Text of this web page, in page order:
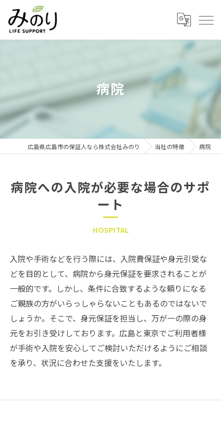
病院
広島県広島市の保証人なら株式会社みのり 当社の特徴 病院
病院への入院が必要な場合のサポ
ート
HOSPITAL
入院や手術などを行う際には、入院費保証や身元引受な
どを目的として、病院から身元保証を要求されることが
一般的です。しかし、条件に合致するような頼りになる
ご親族の方がいらっしゃらないこともあるのではないで
しょうか。そこで、身元保証を担当し、万が一の際の身
元をお引き受けしております。広島と東京でご利用者様
が手術や入院を安心してご検討いただけるようにご相談
を承り、状況に合わせた支援をいたします。